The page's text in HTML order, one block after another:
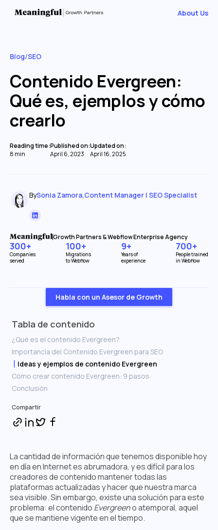
About Us
Blog/SEO
Contenido Evergreen:
Qué es, ejemplos y cómo
crearlo
Reading time:
8 min
Published on:
April 6, 2023
Updated on:
April 16, 2025
BySonia Zamora,Content Manager | SEO Specialist
Growth Partners & Webflow Enterprise Agency
300+
Companies
served
100+
Migrations
to Webflow
9+
Years of
experience
700+
People trained
in Webflow
Habla con un Asesor de Growth
Tabla de contenido
¿Qué es el contenido Evergreen?
Importancia del Contenido Evergreen para SEO
Ideas y ejemplos de contenido Evergreen
Cómo crear contenido Evergreen: 9 pasos
Conclusión
Compartir
La cantidad de información que tenemos disponible hoy
en día en Internet es abrumadora, y es difícil para los
creadores de contenido mantener todas las
plataformas actualizadas y hacer que nuestra marca
sea visible. Sin embargo, existe una solución para este
problema: el contenido Evergreeno atemporal, aquel
que se mantiene vigente en el tiempo.